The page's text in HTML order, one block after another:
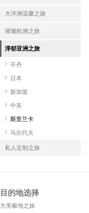
大洋洲温馨之旅
璀璨欧洲之旅
淳郁亚洲之旅
不丹
日本
新加坡
中东
斯里兰卡
马尔代夫
私人定制之旅
目的地选择
大美极地之旅